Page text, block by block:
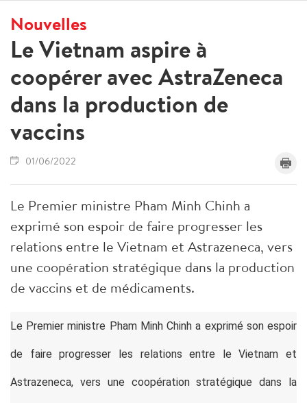
Nouvelles
Le Vietnam aspire à
coopérer avec AstraZeneca
dans la production de
vaccins
01/06/2022
Le Premier ministre Pham Minh Chinh a
exprimé son espoir de faire progresser les
relations entre le Vietnam et Astrazeneca, vers
une coopération stratégique dans la production
de vaccins et de médicaments.
Le Premier ministre Pham Minh Chinh a exprimé son espoir
de faire progresser les relations entre le Vietnam et
Astrazeneca, vers une coopération stratégique dans la